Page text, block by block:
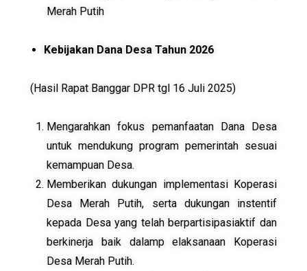
Merah Putih
Kebijakan Dana Desa Tahun 2026
(Hasil Rapat Banggar DPR tgl 16 Juli 2025)
Mengarahkan fokus pemanfaatan Dana Desa
untuk mendukung program pemerintah sesuai
kemampuan Desa.
Memberikan dukungan implementasi Koperasi
Desa Merah Putih, serta dukungan instentif
kepada Desa yang telah berpartisipasiaktif dan
berkinerja baik dalamp elaksanaan Koperasi
Desa Merah Putih.